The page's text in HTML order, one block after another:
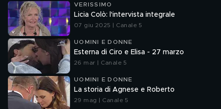
VERISSIMO
Licia Colò: l'intervista integrale
07 giu 2025 | Canale 5
UOMINI E DONNE
Esterna di Ciro e Elisa - 27 marzo
26 mar | Canale 5
UOMINI E DONNE
La storia di Agnese e Roberto
29 mag | Canale 5